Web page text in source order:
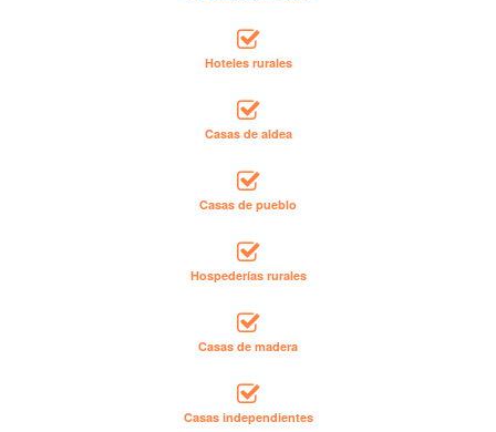
Hoteles rurales
Casas de aldea
Casas de pueblo
Hospederías rurales
Casas de madera
Casas independientes